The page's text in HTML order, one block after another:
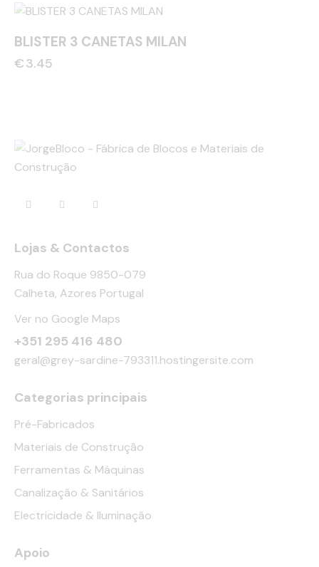
BLISTER 3 CANETAS MILAN
€3.45
Lojas & Contactos
Rua do Roque 9850-079
Calheta, Azores Portugal
Ver no Google Maps
+351 295 416 480
geral@grey-sardine-793311.hostingersite.com
Categorias principais
Pré-Fabricados
Materiais de Construção
Ferramentas & Máquinas
Canalização & Sanitários
Electricidade & Iluminação
Apoio